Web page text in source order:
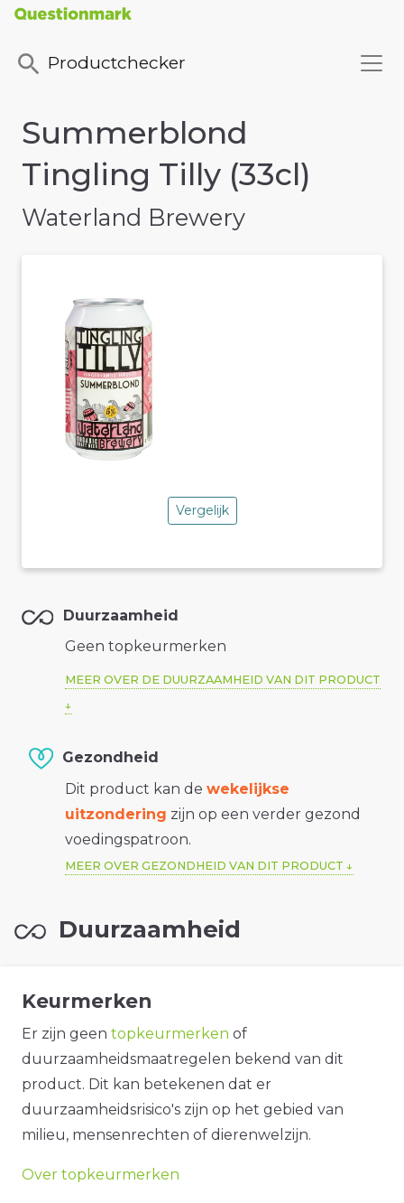
Productchecker
Summerblond
Tingling Tilly (33cl)
Waterland Brewery
Vergelijk
Duurzaamheid
Geen topkeurmerken
MEER OVER DE DUURZAAMHEID VAN DIT PRODUCT
Gezondheid
Dit product kan de wekelijkse
uitzondering zijn op een verder gezond
voedingspatroon.
MEER OVER GEZONDHEID VAN DIT PRODUCT
Duurzaamheid
Keurmerken
Er zijn geen topkeurmerken of
duurzaamheidsmaatregelen bekend van dit
product. Dit kan betekenen dat er
duurzaamheidsrisico's zijn op het gebied van
milieu, mensenrechten of dierenwelzijn.
Over topkeurmerken